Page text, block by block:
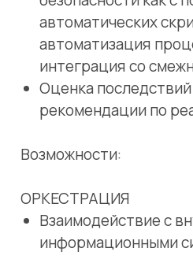
ОРКЕСТРАЦИЯ
Взаимодействие с
информационными
предприятия и
информации в рамках
дополнительных сведений
инциденте
на любых компонентах ИТ-
серверное и сетевое
т.д.) при возникновении
Централизованное
средствами защиты